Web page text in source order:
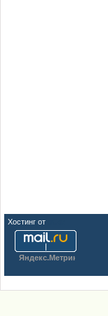
Хостинг от